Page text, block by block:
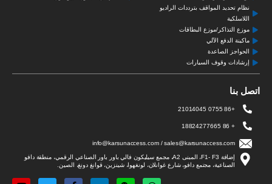
نظام تحديد المواقف بترددات الراديو
اللاسلكية
موزع التذاكر/موزع البطاقات
ماكينة الدفع الآلي
الحواجز الصاعدة
إرشادات وقوف السيارات
اتصل بنا
+86 0755 21014045
+ 86 18824277665
info@karsunaccess.com / sales@karsunaccess.com
إضافة F1- F3، المبنى A2، مجمع سيليكون فالي باور باور الصناعي الرقمي، منطقة دافو
الصناعية، مجتمع دافو، شارع غوانلان، لونغهوا، شينزين، قوانغ دونغ، الصين.